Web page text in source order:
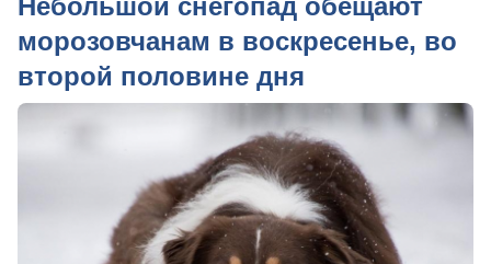
Небольшой снегопад обещают
морозовчанам в воскресенье, во
второй половине дня